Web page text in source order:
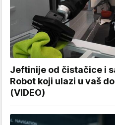
Jeftinije od čistačice i
Robot koji ulazi u vaš
(VIDEO)